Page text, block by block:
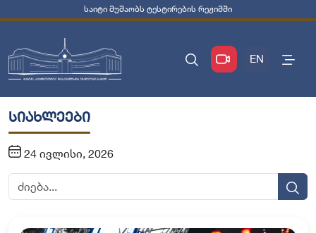
საიტი მუშაობს ტესტირების რეჟიმში
EN
სიახლეები
24 ივლისი, 2026